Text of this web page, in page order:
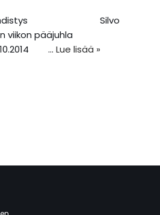
yhdistys Silvo
viikon pääjuhla
… Lue lisää »